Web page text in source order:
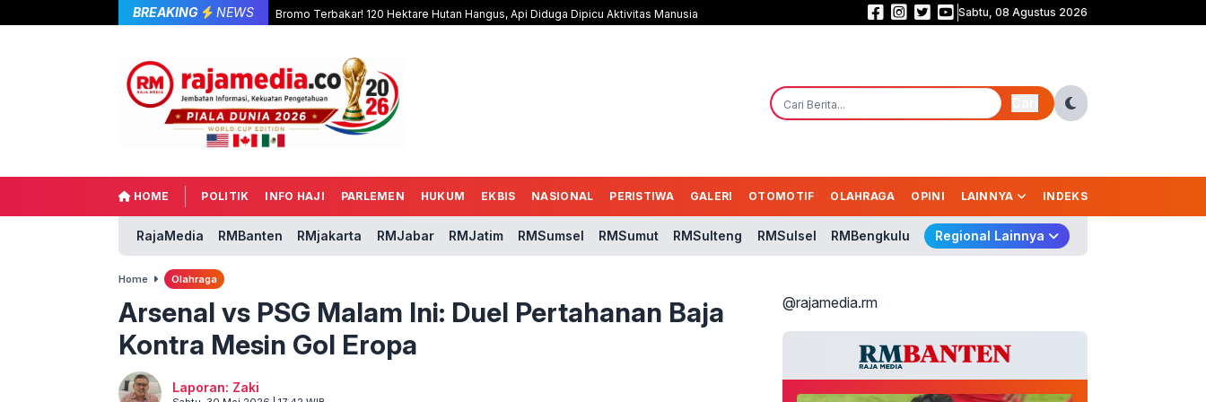
BREAKING NEWS Bromo Terbakar! 120 Hektare Hutan Hangus, Api Diduga Dipicu Aktivitas Manusia BGN Pecat Tidak Hormat 66 Kepala SPPG, Kasus Keracunan Jadi Sorotan
Sabtu, 08 Agustus 2026
HOME POLITIK INFO HAJI PARLEMEN HUKUM EKBIS NASIONAL PERISTIWA GALERI OTOMOTIF OLAHRAGA OPINI LAINNYA INDEKS
RajaMedia RMBanten RMjakarta RMJabar RMJatim RMSumsel RMSumut RMSulteng RMSulsel RMBengkulu Regional Lainnya
Home Olahraga
Arsenal vs PSG Malam Ini: Duel Pertahanan Baja
Kontra Mesin Gol Eropa
Laporan: Zaki
@rajamedia.rm